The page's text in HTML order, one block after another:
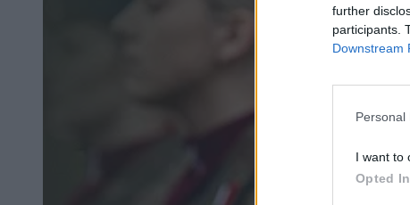
further
participants.
Downstream
Personal
I want to
Opted In